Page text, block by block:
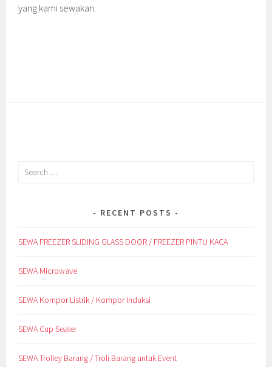
yang kami sewakan.
Search
RECENT POSTS
SEWA FREEZER SLIDING GLASS DOOR / FREEZER PINTU KACA
SEWA Microwave
SEWA Kompor Listrik / Kompor Induksi
SEWA Cup Sealer
SEWA Trolley Barang / Troli Barang untuk Event